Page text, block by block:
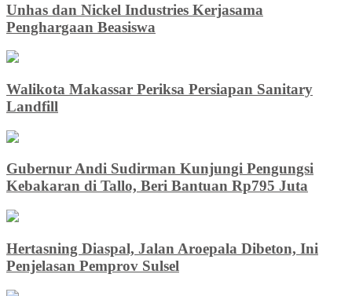
Unhas dan Nickel Industries Kerjasama
Penghargaan Beasiswa
Walikota Makassar Periksa Persiapan Sanitary
Landfill
Gubernur Andi Sudirman Kunjungi Pengungsi
Kebakaran di Tallo, Beri Bantuan Rp795 Juta
Hertasning Diaspal, Jalan Aroepala Dibeton, Ini
Penjelasan Pemprov Sulsel